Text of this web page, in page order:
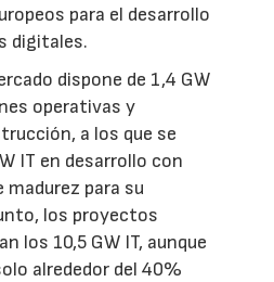
para el desarrollo
digitales.
dispone de 1,4 GW
operativas y
a los que se
IT en desarrollo con
para su
los proyectos
los 10,5 GW IT, aunque
alrededor del 40%